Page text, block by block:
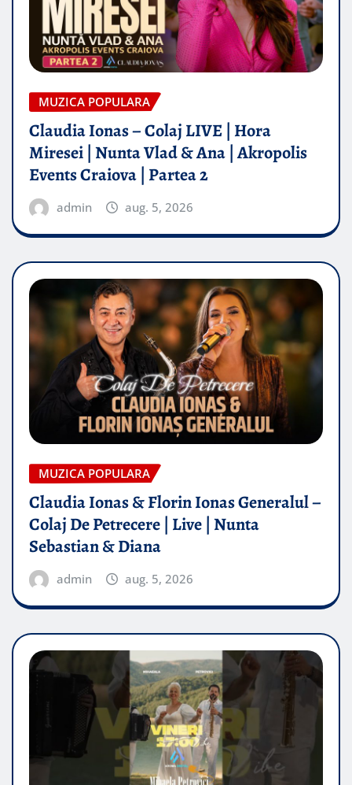
MUZICA POPULARA
Claudia Ionas – Colaj LIVE | Hora
Miresei | Nunta Vlad & Ana | Akropolis
Events Craiova | Partea 2
admin aug. 5, 2026
MUZICA POPULARA
Claudia Ionas & Florin Ionas Generalul –
Colaj De Petrecere | Live | Nunta
Sebastian & Diana
admin aug. 5, 2026